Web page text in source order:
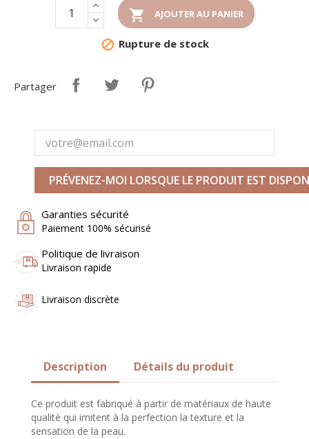
 AJOUTER AU PANIER
 Rupture de stock
Partager
PRÉVENEZ-MOI LORSQUE LE PRODUIT EST
Garanties sécurité
Paiement 100% sécurisé
Politique de livraison
Livraison rapide
Livraison discrète
Description Détails du produit
Ce produit est fabriqué à partir de matériaux de haute
qualité qui imitent à la perfection la texture et la
sensation de la peau.